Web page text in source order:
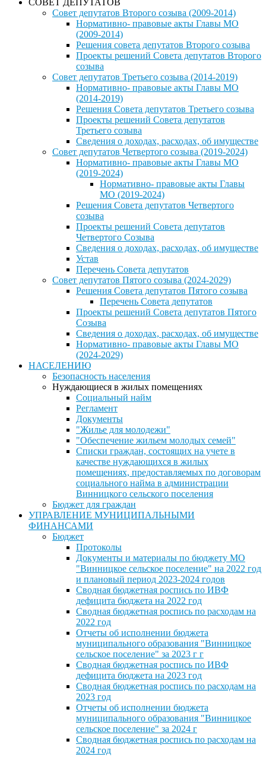
СОВЕТ ДЕПУТАТОВ
Совет депутатов Второго созыва (2009-2014)
Нормативно- правовые акты Главы МО
(2009-2014)
Решения совета депутатов Второго созыва
Проекты решений Совета депутатов Второго
созыва
Совет депутатов Третьего созыва (2014-2019)
Нормативно- правовые акты Главы МО
(2014-2019)
Решения Совета депутатов Третьего созыва
Проекты решений Совета депутатов
Третьего созыва
Сведения о доходах, расходах, об имуществе
Совет депутатов Четвертого созыва (2019-2024)
Нормативно- правовые акты Главы МО
(2019-2024)
Нормативно- правовые акты Главы
МО (2019-2024)
Решения Совета депутатов Четвертого
созыва
Проекты решений Совета депутатов
Четвертого Созыва
Сведения о доходах, расходах, об имуществе
Устав
Перечень Совета депутатов
Совет депутатов Пятого созыва (2024-2029)
Решения Совета депутатов Пятого созыва
Перечень Совета депутатов
Проекты решений Совета депутатов Пятого
Созыва
Сведения о доходах, расходах, об имуществе
Нормативно- правовые акты Главы МО
(2024-2029)
НАСЕЛЕНИЮ
Безопасность населения
Нуждающиеся в жилых помещениях
Социальный найм
Регламент
Документы
"Жилье для молодежи"
"Обеспечение жильем молодых семей"
Списки граждан, состоящих на учете в
качестве нуждающихся в жилых
помещениях, предоставляемых по договорам
социального найма в администрации
Винницкого сельского поселения
Бюджет для граждан
УПРАВЛЕНИЕ МУНИЦИПАЛЬНЫМИ
ФИНАНСАМИ
Бюджет
Протоколы
Документы и материалы по бюджету МО
"Винницкое сельское поселение" на 2022 год
и плановый период 2023-2024 годов
Сводная бюджетная роспись по ИВФ
дефицита бюджета на 2022 год
Сводная бюджетная роспись по расходам на
2022 год
Отчеты об исполнении бюджета
муниципального образования "Винницкое
сельское поселение" за 2023 г г
Сводная бюджетная роспись по ИВФ
дефицита бюджета на 2023 год
Сводная бюджетная роспись по расходам на
2023 год
Отчеты об исполнении бюджета
муниципального образования "Винницкое
сельское поселение" за 2024 г
Сводная бюджетная роспись по расходам на
2024 год